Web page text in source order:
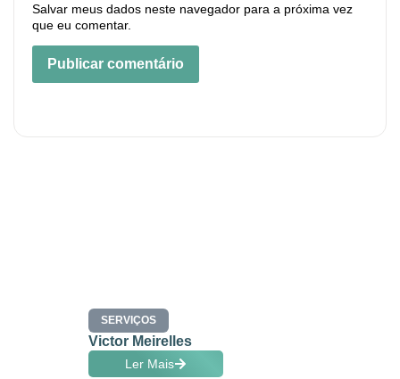
Salvar meus dados neste navegador para a próxima vez
que eu comentar.
SERVIÇOS
Victor Meirelles
Ler Mais